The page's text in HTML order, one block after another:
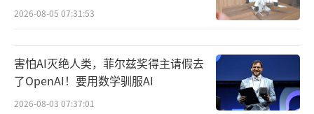
2026-08-05 07:31:53
害怕AI灭绝人类，菲尔兹奖得主请假去
了OpenAI！要用数学驯服AI
2026-08-03 07:37:01